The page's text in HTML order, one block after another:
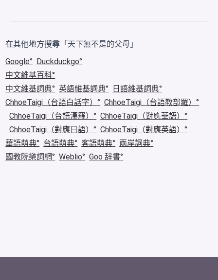
在其他地方搜尋「天下無不是的父母」
Google
Duckduckgo
中文維基百科
中文維基詞典
英語維基詞典
日語維基詞典
ChhoeTaigi（台語白話字）
ChhoeTaigi（台語教部羅）
ChhoeTaigi（台語漢羅）
ChhoeTaigi（對應華語）
ChhoeTaigi（對應日語）
ChhoeTaigi（對應英語）
華語萌典
台語萌典 客語萌典
兩岸詞典
國教院樂詞網
Weblio Goo 辞書